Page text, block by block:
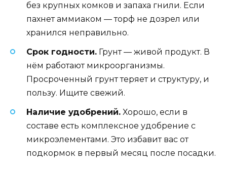
без крупных комков и запаха гнили. Если
пахнет аммиаком — торф не дозрел или
хранился неправильно.
Срок годности. Грунт — живой продукт. В
нём работают микроорганизмы.
Просроченный грунт теряет и структуру, и
пользу. Ищите свежий.
Наличие удобрений. Хорошо, если в
составе есть комплексное удобрение с
микроэлементами. Это избавит вас от
подкормок в первый месяц после посадки.